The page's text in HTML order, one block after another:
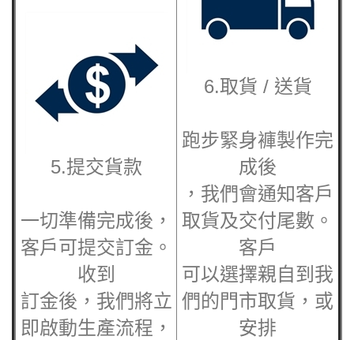
5.提交貨款
一切準備完成後，
客戶可提交訂金。
收到
訂金後，我們將立
即啟動生產流程，
6.取貨 / 送貨
跑步緊身褲製作完
成後
，我們會通知客戶
取貨及交付尾數。
客戶
可以選擇親自到我
們的門市取貨，或
安排